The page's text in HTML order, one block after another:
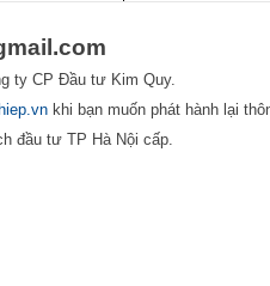
ty CP Đầu tư Kim Quy.
khi bạn muốn phát hành lại
đầu tư TP Hà Nội cấp.